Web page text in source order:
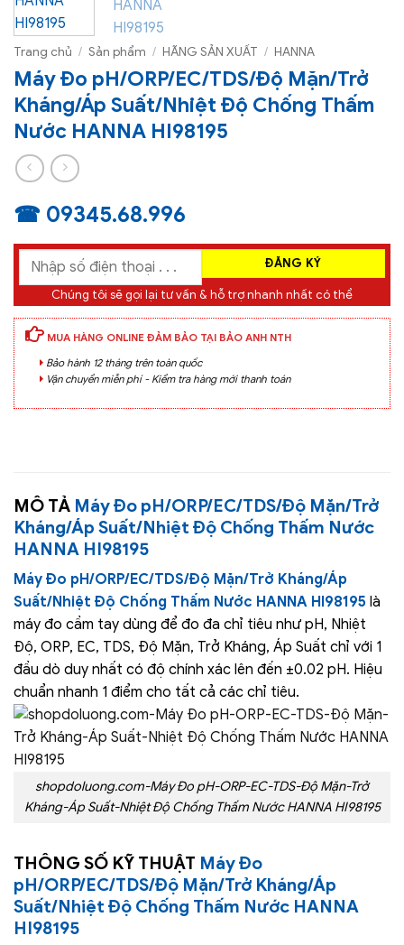
Trang chủ / Sản phẩm / HÃNG SẢN XUẤT / HANNA
Máy Đo pH/ORP/EC/TDS/Độ Mặn/Trở
Kháng/Áp Suất/Nhiệt Độ Chống Thấm
Nước HANNA HI98195
☎ 09345.68.996
Chúng tôi sẽ gọi lại tư vấn & hỗ trợ nhanh nhất có thể
MUA HÀNG ONLINE ĐẢM BẢO TẠI BẢO ANH NTH
Bảo hành 12 tháng trên toàn quốc
Vận chuyển miễn phí - Kiểm tra hàng mới thanh toán
MÔ TẢ Máy Đo pH/ORP/EC/TDS/Độ Mặn/Trở
Kháng/Áp Suất/Nhiệt Độ Chống Thấm Nước
HANNA HI98195
Máy Đo pH/ORP/EC/TDS/Độ Mặn/Trở Kháng/Áp
Suất/Nhiệt Độ Chống Thấm Nước HANNA HI98195 là
máy đo cầm tay dùng để đo đa chỉ tiêu như pH, Nhiệt
Độ, ORP, EC, TDS, Độ Mặn, Trở Kháng, Áp Suất chỉ với 1
đầu dò duy nhất có độ chính xác lên đến ±0.02 pH. Hiệu
chuẩn nhanh 1 điểm cho tất cả các chỉ tiêu.
shopdoluong.com-Máy Đo pH-ORP-EC-TDS-Độ Mặn-Trở
Kháng-Áp Suất-Nhiệt Độ Chống Thấm Nước HANNA HI98195
THÔNG SỐ KỸ THUẬT Máy Đo
pH/ORP/EC/TDS/Độ Mặn/Trở Kháng/Áp
Suất/Nhiệt Độ Chống Thấm Nước HANNA
HI98195